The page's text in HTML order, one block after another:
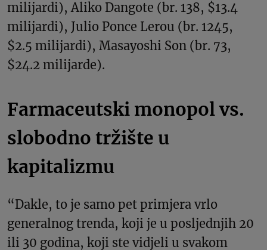
milijardi), Aliko Dangote (br. 138, $13.4
milijardi), Julio Ponce Lerou (br. 1245,
$2.5 milijardi), Masayoshi Son (br. 73,
$24.2 milijarde).
Farmaceutski monopol vs.
slobodno tržište u
kapitalizmu
“Dakle, to je samo pet primjera vrlo
generalnog trenda, koji je u posljednjih 20
ili 30 godina, koji ste vidjeli u svakom